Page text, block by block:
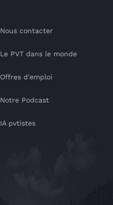
Nous contacter
Le PVT dans le monde
Offres d'emploi
Notre Podcast
IA pvtistes